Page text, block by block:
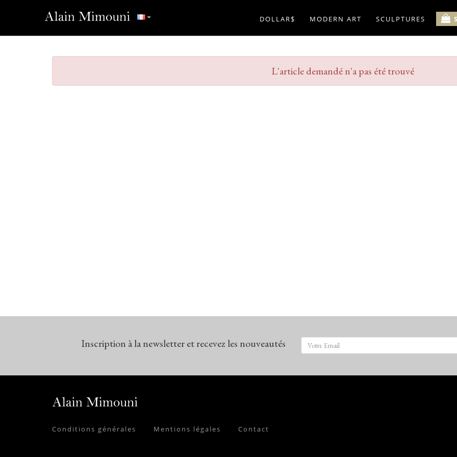
DOLLAR$ MODERN ART SCULPTURES
L'article demandé n'a pas été trouvé
Inscription à la newsletter et recevez les nouveautés
Conditions générales Mentions légales Contact